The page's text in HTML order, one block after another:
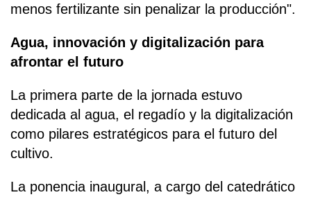
menos fertilizante sin penalizar la producción".
Agua, innovación y digitalización para
afrontar el futuro
La primera parte de la jornada estuvo
dedicada al agua, el regadío y la digitalización
como pilares estratégicos para el futuro del
cultivo.
La ponencia inaugural, a cargo del catedrático